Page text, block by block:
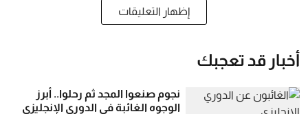
إظهار التعليقات
أخبار قد تعجبك
نجوم صنعوا المجد ثم رحلوا.. أبرز
الوجوه الغائبة في الدوري الإنجليزي